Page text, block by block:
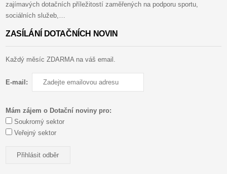
zajímavých dotačních příležitostí zaměřených na podporu sportu,
sociálních služeb,…
ZASÍLÁNÍ DOTAČNÍCH NOVIN
Každý měsíc ZDARMA na váš email.
E-mail:
Mám zájem o Dotační noviny pro:
Soukromý sektor
Veřejný sektor